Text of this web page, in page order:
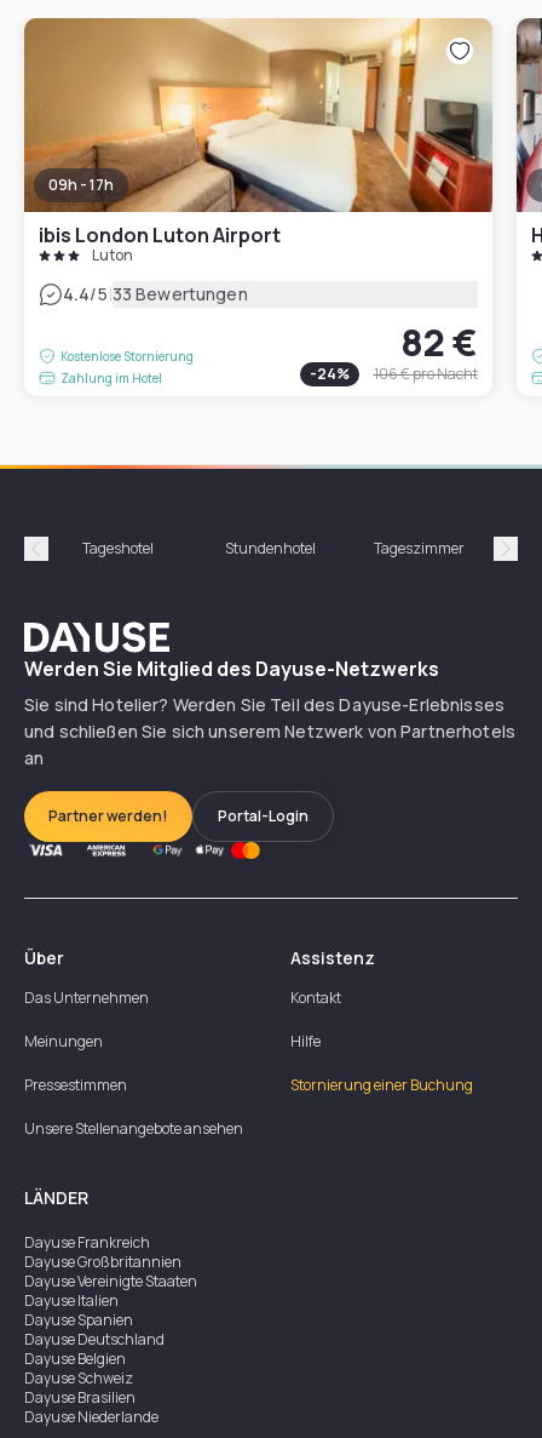
09h - 17h
ibis London Luton Airport
Luton
4.4/5|33 Bewertungen
Kostenlose Stornierung
Zahlung im Hotel
82 €
-24% 106 €pro Nacht
Précédent
Tageshotel Stundenhotel Tageszimmer
Dayuse
Werden Sie Mitglied des Dayuse-Netzwerks
Sie sind Hotelier? Werden Sie Teil des Dayuse-Erlebnisses
und schließen Sie sich unserem Netzwerk von Partnerhotels
an
Partner werden! Portal-Login
Über
Das Unternehmen
Meinungen
Pressestimmen
Unsere Stellenangebote ansehen
Assistenz
Kontakt
Hilfe
Stornierung einer Buchung
LÄNDER
DayuseFrankreich
DayuseGroßbritannien
DayuseVereinigte Staaten
DayuseItalien
DayuseSpanien
DayuseDeutschland
DayuseBelgien
DayuseSchweiz
DayuseBrasilien
DayuseNiederlande